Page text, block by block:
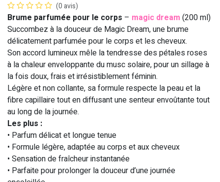
(0 avis)
Brume parfumée pour le corps – magic dream (200 ml)
Succombez à la douceur de Magic Dream, une brume
délicatement parfumée pour le corps et les cheveux.
Son accord lumineux mêle la tendresse des pétales roses
à la chaleur enveloppante du musc solaire, pour un sillage à
la fois doux, frais et irrésistiblement féminin.
Légère et non collante, sa formule respecte la peau et la
fibre capillaire tout en diffusant une senteur envoûtante tout
au long de la journée.
Les plus :
• Parfum délicat et longue tenue
• Formule légère, adaptée au corps et aux cheveux
• Sensation de fraîcheur instantanée
• Parfaite pour prolonger la douceur d’une journée